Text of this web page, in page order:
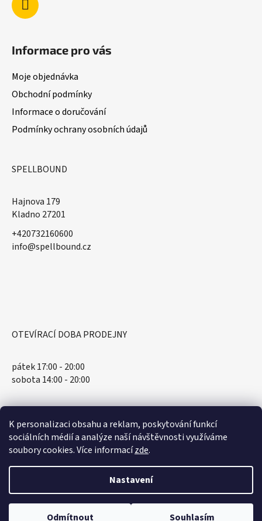
K personalizaci obsahu a reklam, poskytování funkcí
sociálních médií a analýze naší návštěvnosti využíváme
soubory cookies. Více informacízde.
Nastavení
Odmítnout Souhlasím
Informace pro vás
Moje objednávka
Obchodní podmínky
Informace o doručování
Podmínky ochrany osobních údajů
SPELLBOUND
Hajnova 179
Kladno 27201
+420732160600
​info@spellbound.cz
OTEVÍRACÍ DOBA PRODEJNY
pátek 17:00 - 20:00
sobota 14:00 - 20:00
Vytvořil Shoptet